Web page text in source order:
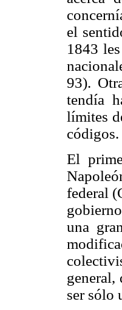
el
1843
93).
tendía
límites
códigos.
El
federal
una
ser sólo